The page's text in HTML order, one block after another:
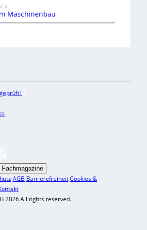
Maschinenbau
Fachmagazine
AGB BarrierefreiheitCookies &
2026 All rights reserved.